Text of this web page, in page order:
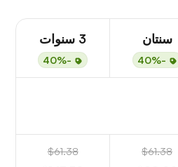
سنتان
-40%
3 سنوات
-40%
$61.38
$61.38